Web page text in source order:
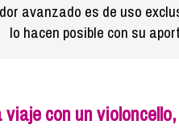
avanzado es de uso
lo hacen posible con su
con un